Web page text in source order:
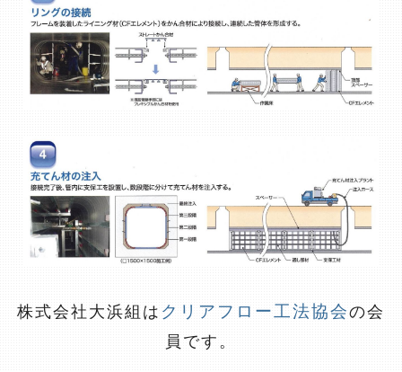
株式会社大浜組は クリアフロー工法協会の会
員です。